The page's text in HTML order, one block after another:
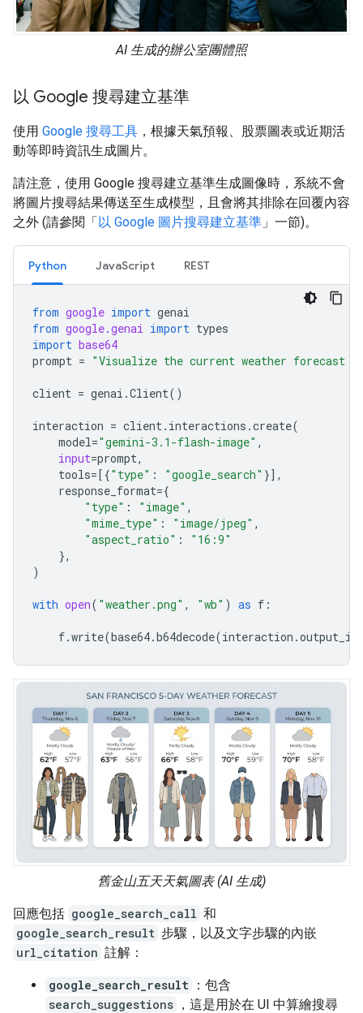
AI 生成的辦公室團體照
以 Google 搜尋建立基準
使用 Google 搜尋工具 ，根據天氣預報、股票圖表或近期活
動等即時資訊生成圖片。
請注意，使用 Google 搜尋建立基準生成圖像時，系統不會
將圖片搜尋結果傳送至生成模型，且會將其排除在回覆內容
之外 (請參閱「 以 Google 圖片搜尋建立基準 」一節)。
Python JavaScript REST
from google import genai
from google.genai import types
import base64
prompt = "Visualize the current weather forecast
client = genai .Client()
interaction = client. interactions .create(
model="gemini-3.1-flash-image" ,
input=prompt,
tools= [{"type" : "google_search" }],
response_format={
"type" : "image" ,
"mime_type" : "image/jpeg" ,
"aspect_ratio" :
"16:9"
},
)
with open( "weather.png" , "wb" ) as f :
f.write(base64.b64decode(interaction .
舊金山五天天氣圖表 (AI 生成)
回應包括 google_search_call 和
google_search_result 步驟，以及文字步驟的內嵌
url_citation 註解：
google_search_result ：包含
search_suggestions ，這是用於在 UI 中算繪搜尋